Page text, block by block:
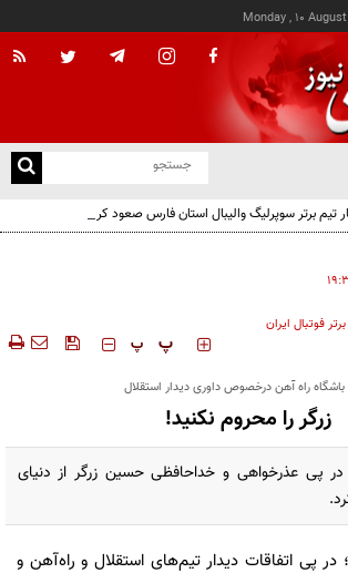
Monday , 10
تیم برتر سوپرلیگ والیبال استان فارس صعود کرد
فوتبال ایران
‍‍‍ پ پ
باشگاه راه آهن درخصوص داوری دیدار استقلال
زرگر را محروم نکنید!
در پی عذرخواهی و خداحافظی حسین زرگر از دنیای
؛ در پی اتفاقات دیدار تیم‌های استقلال و راه‌آهن و